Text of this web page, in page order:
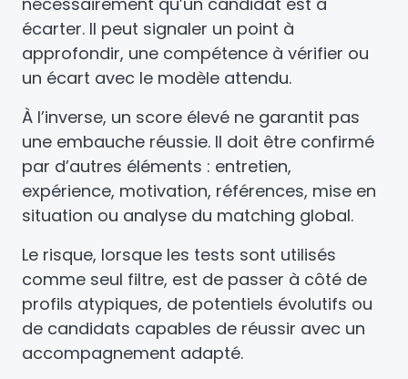
écarter. Il peut signaler un point à
approfondir, une compétence à vérifier ou
un écart avec le modèle attendu.
À l’inverse, un score élevé ne garantit pas
une embauche réussie. Il doit être confirmé
par d’autres éléments : entretien,
expérience, motivation, références, mise en
situation ou analyse du matching global.
Le risque, lorsque les tests sont utilisés
comme seul filtre, est de passer à côté de
profils atypiques, de potentiels évolutifs ou
de candidats capables de réussir avec un
accompagnement adapté.